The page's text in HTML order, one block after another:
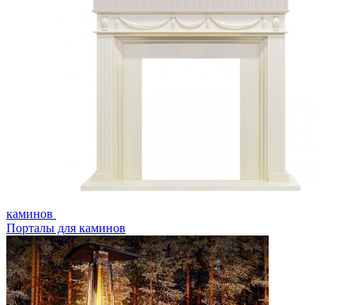
каминов
Порталы для каминов